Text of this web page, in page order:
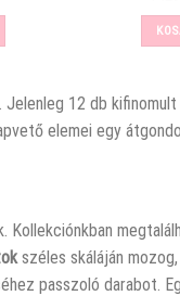
12 db kifinomult
elemei egy
széles skáláján
passzoló darabot.